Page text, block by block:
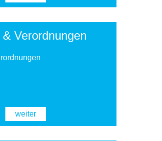
Verordnungen
weiter